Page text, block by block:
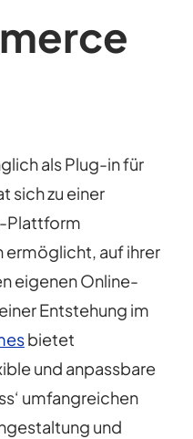
als Plug-in für
sich zu einer
Plattform
auf ihrer
eigenen Online-
Entstehung im
bietet
und anpassbare
umfangreichen
und